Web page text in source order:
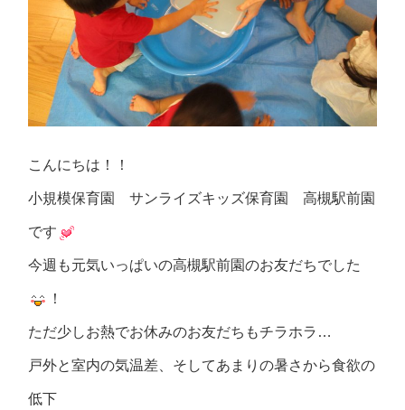
こんにちは！！
小規模保育園 サンライズキッズ保育園 高槻駅前園
です
今週も元気いっぱいの高槻駅前園のお友だちでした
！
ただ少しお熱でお休みのお友だちもチラホラ…
戸外と室内の気温差、そしてあまりの暑さから食欲の
低下